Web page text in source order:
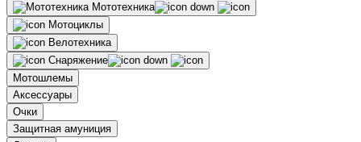
Мототехника
Мотоциклы
Велотехника
Снаряжение
Мотошлемы
Аксессуары
Очки
Защитная амуниция